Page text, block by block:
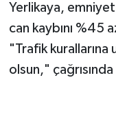
Yerlikaya, emniyet
can kaybını %45
"Trafik kurallarına
olsun,"